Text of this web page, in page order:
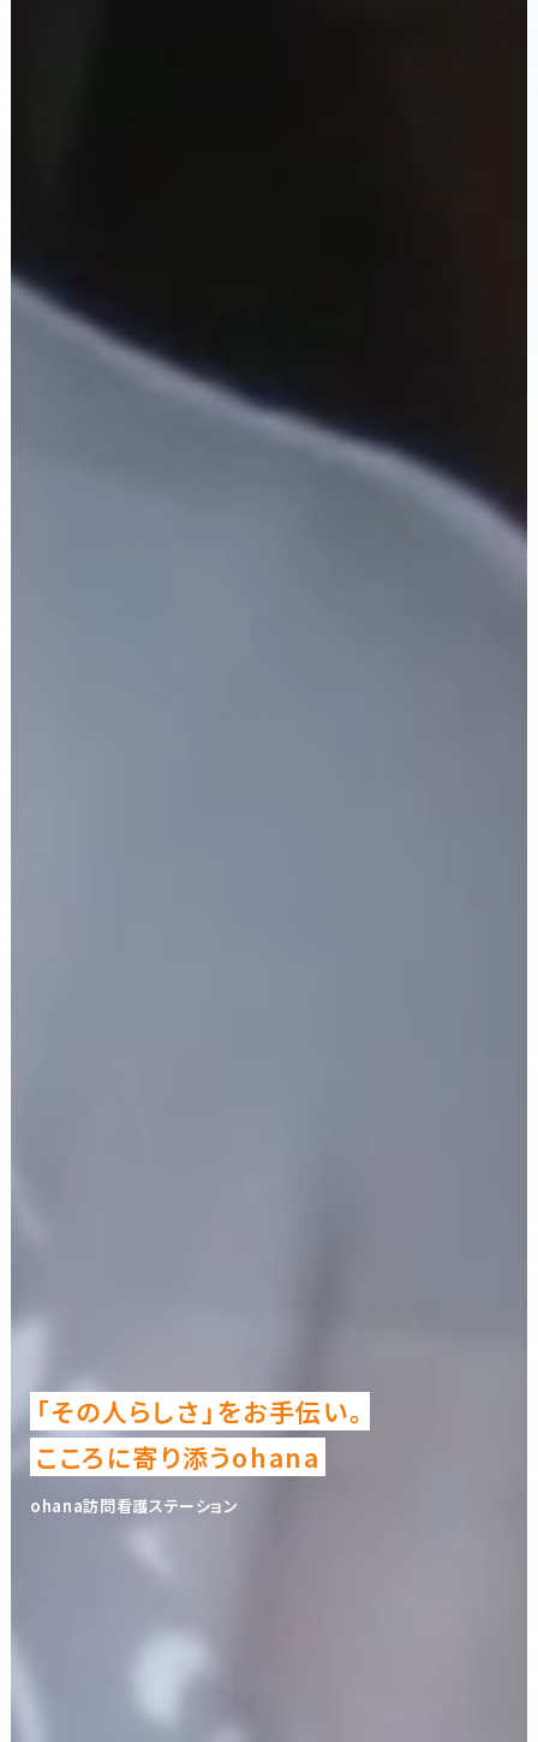
「その人らしさ」をお手伝い。
こころに寄り添うohana
ohana訪問看護ステーション